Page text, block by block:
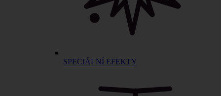
SPECIÁLNÍ EFEKTY